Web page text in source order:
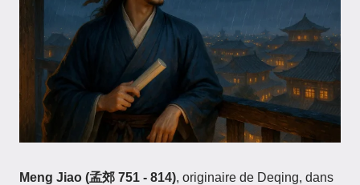
Meng Jiao (孟郊 751 - 814), originaire de Deqing, dans